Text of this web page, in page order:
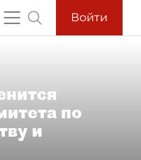
Войти
по
и